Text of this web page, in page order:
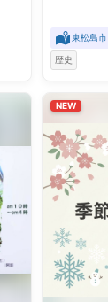
東松島市
歴史
NEW